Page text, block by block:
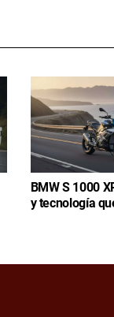
BMW S 1000
y tecnología